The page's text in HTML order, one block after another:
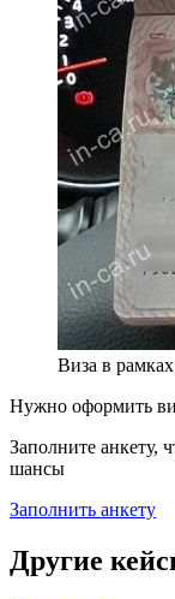
Виза в
Нужно оформить
Заполните анкету,
шансы
Заполнить анкету
Другие